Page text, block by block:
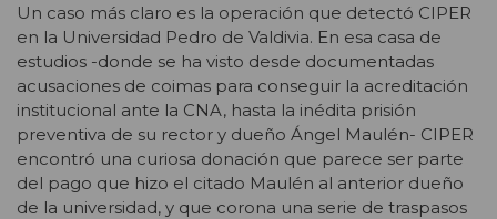
Un caso más claro es la operación que detectó CIPER
en la Universidad Pedro de Valdivia. En esa casa de
estudios -donde se ha visto desde documentadas
acusaciones de coimas para conseguir la acreditación
institucional ante la CNA, hasta la inédita prisión
preventiva de su rector y dueño Ángel Maulén- CIPER
encontró una curiosa donación que parece ser parte
del pago que hizo el citado Maulén al anterior dueño
de la universidad, y que corona una serie de traspasos